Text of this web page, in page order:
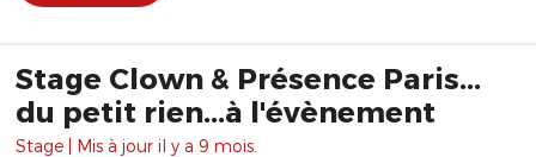
Stage Clown & Présence Paris...
du petit rien...à l'évènement
Stage | Mis à jour il y a 9 mois.